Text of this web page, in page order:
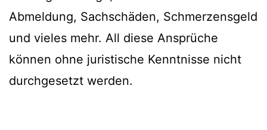
Abmeldung, Sachschäden, Schmerzensgeld
und vieles mehr. All diese Ansprüche
können ohne juristische Kenntnisse nicht
durchgesetzt werden.